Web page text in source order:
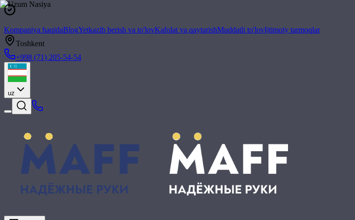
Kompaniya haqidaBlogYetkazib berish va to'lovKafolat va qaytarishMuddatli to'lovIjtimoiy tarmoqlar
Toshkent
+998 (71) 205-54-54
uz